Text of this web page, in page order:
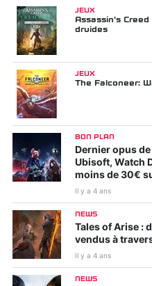
JEUX
Assassin's
druides
JEUX
The Falconeer:
BON PLAN
Dernier opus
Ubisoft, Watch
moins de 30€
Il y a 4 ans
NEWS
Tales of Arise :
vendus à
Il y a 4 ans
NEWS